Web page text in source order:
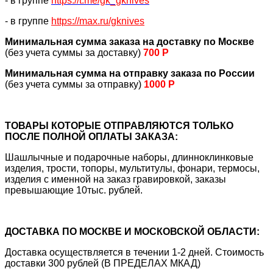
- в группе https://max.ru/gknives
Минимальная сумма заказа на доставку по Москве
(без учета суммы за доставку) 700 Р
Минимальная сумма на отправку заказа по России
(без учета суммы за отправку) 1000 Р
ТОВАРЫ КОТОРЫЕ ОТПРАВЛЯЮТСЯ ТОЛЬКО
ПОСЛЕ ПОЛНОЙ ОПЛАТЫ ЗАКАЗА:
Шашлычные и подарочные наборы, длинноклинковые
изделия, трости, топоры, мультитулы, фонари, термосы,
изделия с именной на заказ гравировкой, заказы
превышающие 10тыс. рублей.
ДОСТАВКА ПО МОСКВЕ И МОСКОВСКОЙ ОБЛАСТИ:
Доставка осуществляется в течении 1-2 дней. Стоимость
доставки 300 рублей (В ПРЕДЕЛАХ МКАД)